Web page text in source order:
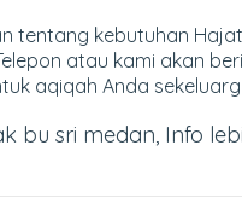
tentang kebutuhan
atau kami akan
aqiqah Anda
bu sri medan, Info